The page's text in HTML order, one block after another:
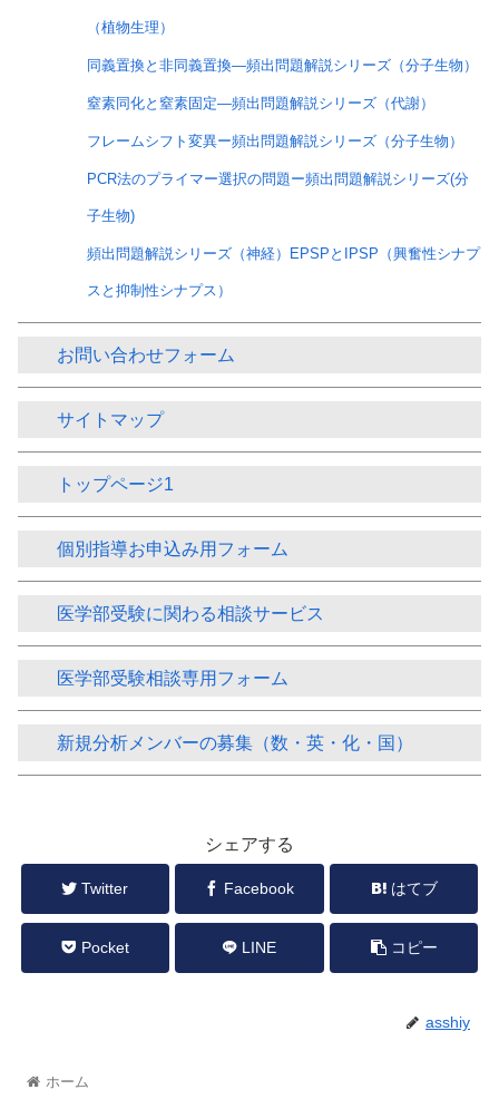
（植物生理）
同義置換と非同義置換―頻出問題解説シリーズ（分子生物）
窒素同化と窒素固定―頻出問題解説シリーズ（代謝）
フレームシフト変異ー頻出問題解説シリーズ（分子生物）
PCR法のプライマー選択の問題ー頻出問題解説シリーズ(分
子生物)
頻出問題解説シリーズ（神経）EPSPとIPSP（興奮性シナプ
スと抑制性シナプス）
お問い合わせフォーム
サイトマップ
トップページ1
個別指導お申込み用フォーム
医学部受験に関わる相談サービス
医学部受験相談専用フォーム
新規分析メンバーの募集（数・英・化・国）
シェアする
Twitter Facebook はてブ
Pocket LINE コピー
asshiy
ホーム